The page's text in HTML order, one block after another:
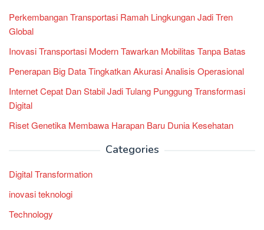
Perkembangan Transportasi Ramah Lingkungan Jadi Tren
Global
Inovasi Transportasi Modern Tawarkan Mobilitas Tanpa Batas
Penerapan Big Data Tingkatkan Akurasi Analisis Operasional
Internet Cepat Dan Stabil Jadi Tulang Punggung Transformasi
Digital
Riset Genetika Membawa Harapan Baru Dunia Kesehatan
Categories
Digital Transformation
inovasi teknologi
Technology